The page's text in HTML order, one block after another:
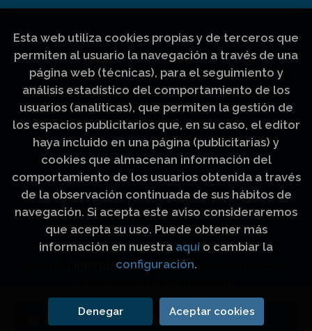
Añadir a mi cesta
LIBRERÍA LUZ Y VIDA. Todos los Derechos
Esta web utiliza cookies propias y de terceros que
permiten al usuario la navegación a través de una
página web (técnicas), para el seguimiento y
análisis estadístico del comportamiento de los
usuarios (analíticas), que permiten la gestión de
los espacios publicitarios que, en su caso, el editor
haya incluido en una página (publicitarias) y
cookies que almacenan información del
comportamiento de los usuarios obtenida a través
de la observación continuada de sus hábitos de
navegación. Si acepta este aviso consideraremos
que acepta su uso. Puede obtener más
información en nuestra aquí o cambiar la
configuración.
Denegar Aceptar cookies